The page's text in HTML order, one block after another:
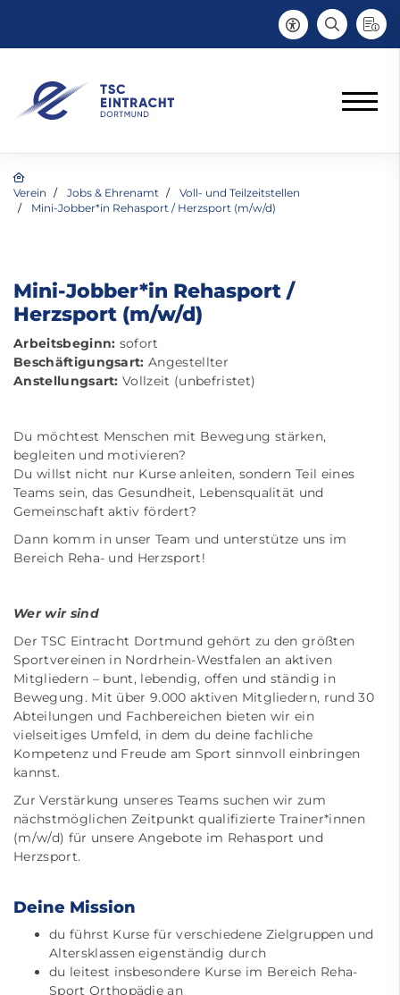
Verein Jobs & Ehrenamt
Voll- und Teilzeitstellen
Mini-Jobber*in Rehasport / Herzsport (m/w/d)
Mini-Jobber*in Rehasport /
Herzsport (m/w/d)
Arbeitsbeginn: sofort
Beschäftigungsart: Angestellter
Anstellungsart: Vollzeit (unbefristet)
Du möchtest Menschen mit Bewegung stärken,
begleiten und motivieren?
Du willst nicht nur Kurse anleiten, sondern Teil eines
Teams sein, das Gesundheit, Lebensqualität und
Gemeinschaft aktiv fördert?
Dann komm in unser Team und unterstütze uns im
Bereich Reha- und Herzsport!
Wer wir sind
Der TSC Eintracht Dortmund gehört zu den größten
Sportvereinen in Nordrhein-Westfalen an aktiven
Mitgliedern – bunt, lebendig, offen und ständig in
Bewegung. Mit über 9.000 aktiven Mitgliedern, rund 30
Abteilungen und Fachbereichen bieten wir ein
vielseitiges Umfeld, in dem du deine fachliche
Kompetenz und Freude am Sport sinnvoll einbringen
kannst.
Zur Verstärkung unseres Teams suchen wir zum
nächstmöglichen Zeitpunkt qualifizierte Trainer*innen
(m/w/d) für unsere Angebote im Rehasport und
Herzsport.
Deine Mission
du führst Kurse für verschiedene Zielgruppen und
Altersklassen eigenständig durch
du leitest insbesondere Kurse im Bereich Reha-
Sport Orthopädie an